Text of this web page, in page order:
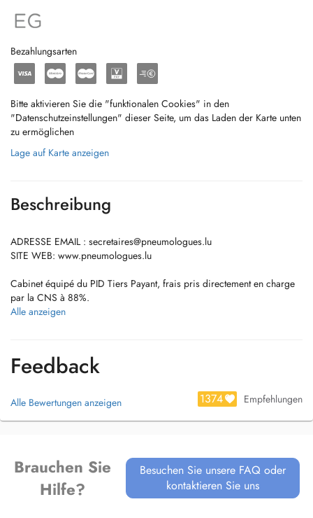
Bezahlungsarten
Bitte aktivieren Sie die "funktionalen Cookies" in den
"Datenschutzeinstellungen" dieser Seite, um das Laden der Karte unten
zu ermöglichen
Lage auf Karte anzeigen
Beschreibung
ADRESSE EMAIL : secretaires@pneumologues.lu
SITE WEB: www.pneumologues.lu
Cabinet équipé du PID Tiers Payant, frais pris directement en charge
par la CNS à 88%.
Formation en médecine à Maastricht, Pays-Bas
- Maladies de l'appareil respiratoire : asthme, bronchites, pneumonies,
BPCO, dilatation des bronches, tuberculose, pleurésie, pneumopathies
- Exploration des allergies de la sphère ORL et respiratoires- arbres,
graminées, herbacées, acariens, etc.. /tests cutanés allergologiques (
ATTENTION: allergies médicamenteuses , alimentaires et aux produits
Alle anzeigen
Feedback
Alle Bewertungen anzeigen 1374 Empfehlungen
Brauchen Sie
Hilfe?
Besuchen Sie unsere FAQ oder
kontaktieren Sie uns